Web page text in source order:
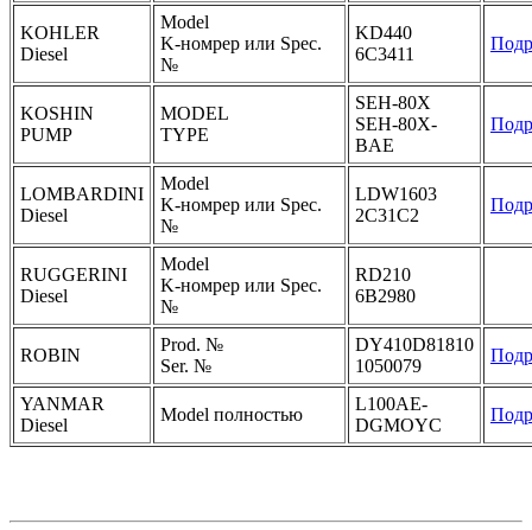
KOHLER
Diesel
Model
K-номрер или Spec.
№
KD440
6C3411
KOSHIN
PUMP
MODEL
TYPE
SEH-80X
SEH-80X-
BAE
LOMBARDINI
Diesel
Model
K-номрер или Spec.
№
LDW1603
2C31C2
RUGGERINI
Diesel
Model
K-номрер или Spec.
№
RD210
6B2980
ROBIN
Prod. №
Ser. №
DY410D81810
1050079
YANMAR
Diesel
Model полностью
L100AE-
DGMOYC